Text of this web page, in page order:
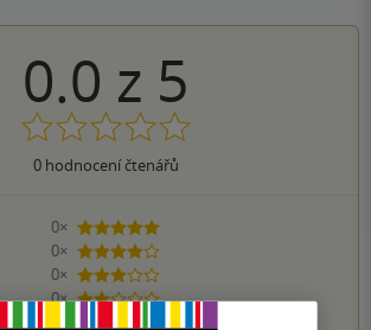
0.0 z 5
0hodnocení čtenářů
0×
5 hvězdiček
0×
4 hvězdičky
0×
3 hvězdičky
0×
2 hvězdičky
1 hvezdička